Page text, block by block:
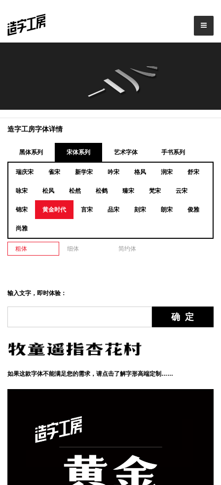
造字工房字体详情
黑体系列 宋体系列 艺术字体 手书系列
瑞庆宋 雀宋 新学宋 吟宋 格风 润宋 舒宋
咏宋 松风 松然 松鹤 臻宋 梵宋 云宋
锦宋 黄金时代 言宋 品宋 刻宋 朗宋 俊雅
尚雅
粗体 细体 简约体
输入文字，即时体验：
如果这款字体不能满足您的需求，请点击了解字形高端定制……